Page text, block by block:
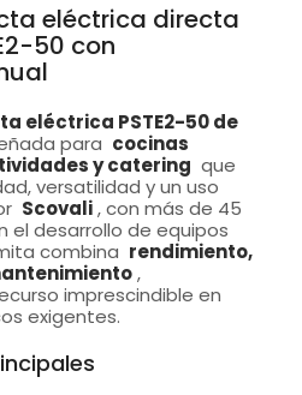
eléctrica directa
50 con
eléctrica PSTE2-50 de
para cocinas
y catering que
versatilidad y un uso
Scovali, con más de 45
el desarrollo de equipos
combina rendimiento,
,
imprescindible en
exigentes.